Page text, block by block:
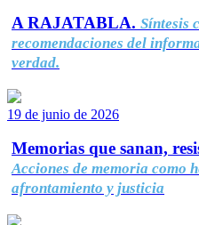
A RAJATABLA. Síntesis
recomendaciones del
verdad.
19 de junio de 2026
Memorias que sanan,
Acciones de memoria como
afrontamiento y justicia